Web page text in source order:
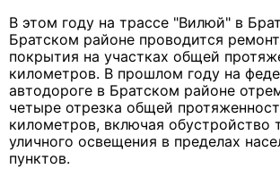
В этом году на трассе "Вилюй" в
Братском районе проводится
покрытия на участках общей
километров. В прошлом году на
автодороге в Братском районе
четыре отрезка общей
километров, включая обустройство
уличного освещения в пределах
пунктов.